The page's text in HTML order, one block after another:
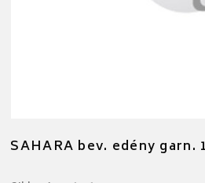
SAHARA bev. edény garn.